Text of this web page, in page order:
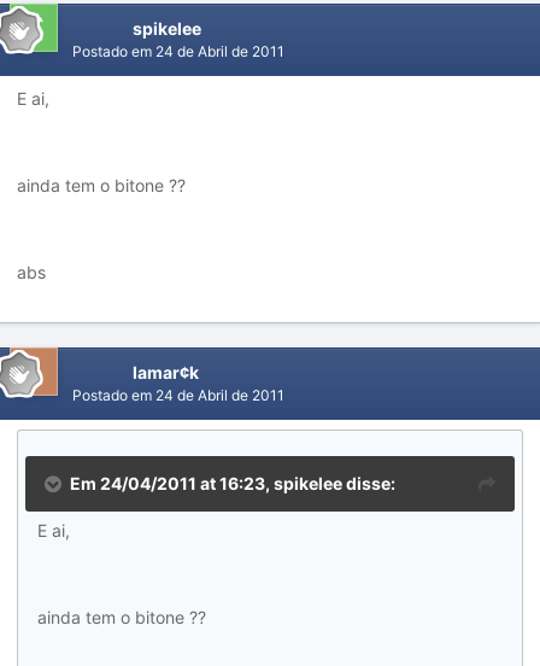
spikelee
Postado em 24 de Abril de 2011
E ai,
ainda tem o bitone ??
abs
lamar¢k
Postado em 24 de Abril de 2011
Em 24/04/2011 at 16:23, spikelee disse:
E ai,
ainda tem o bitone ??